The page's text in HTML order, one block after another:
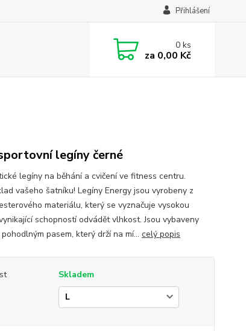
Přihlášení
0ks
za 0,00 Kč
legíny černé
legíny na běhání a cvičení ve fitness centru.
vašeho šatníku! Legíny Energy jsou vyrobeny z
materiálu, který se vyznačuje vysokou
schopností odvádět vlhkost. Jsou vybaveny
pasem, který drží na mí... celý popis
Skladem